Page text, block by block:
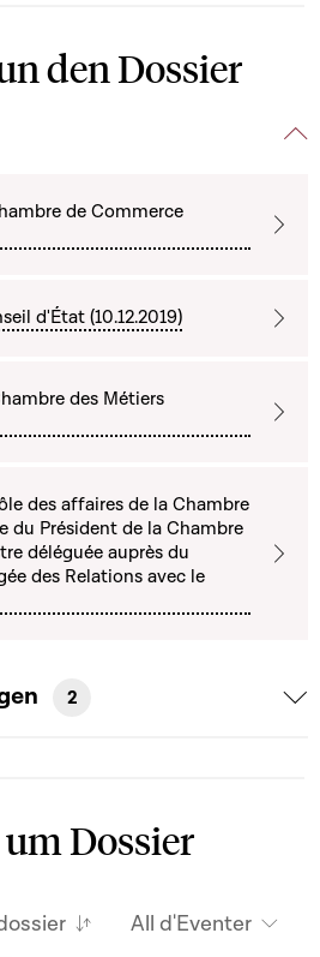
den Dossier
de Commerce
d'État (10.12.2019)
des Métiers
des affaires de la Chambre
du Président de la Chambre
déléguée auprès du
des Relations avec le
2
Dossier
All d'Eventer